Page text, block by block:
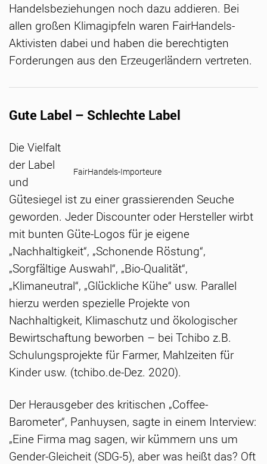
Handelsbeziehungen noch dazu addieren. Bei
allen großen Klimagipfeln waren FairHandels-
Aktivisten dabei und haben die berechtigten
Forderungen aus den Erzeugerländern vertreten.
Gute Label – Schlechte Label
FairHandels-Importeure
Die Vielfalt
der Label
und
Gütesiegel ist zu einer grassierenden Seuche
geworden. Jeder Discounter oder Hersteller wirbt
mit bunten Güte-Logos für je eigene
„Nachhaltigkeit“, „Schonende Röstung“,
„Sorgfältige Auswahl“, „Bio-Qualität“,
„Klimaneutral“, „Glückliche Kühe“ usw. Parallel
hierzu werden spezielle Projekte von
Nachhaltigkeit, Klimaschutz und ökologischer
Bewirtschaftung beworben – bei Tchibo z.B.
Schulungsprojekte für Farmer, Mahlzeiten für
Kinder usw. (tchibo.de-Dez. 2020).
Der Herausgeber des kritischen „Coffee-
Barometer“, Panhuysen, sagte in einem Interview:
„Eine Firma mag sagen, wir kümmern uns um
Gender-Gleicheit (SDG-5), aber was heißt das? Oft